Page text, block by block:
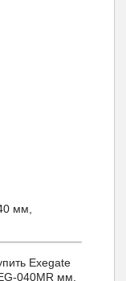
мм,
Exegate
040MR мм,